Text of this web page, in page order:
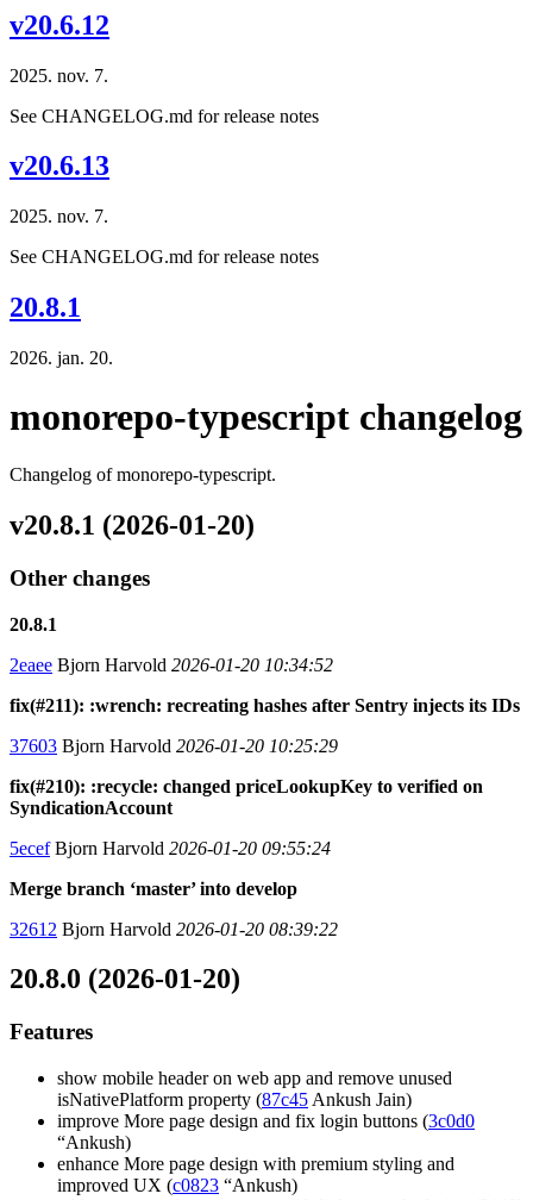
v20.6.12
2025. nov. 7.
See CHANGELOG.md for release notes
v20.6.13
2025. nov. 7.
See CHANGELOG.md for release notes
20.8.1
2026. jan. 20.
monorepo-typescript changelog
Changelog of monorepo-typescript.
v20.8.1 (2026-01-20)
Other changes
20.8.1
2eaee Bjorn Harvold 2026-01-20 10:34:52
fix(#211): :wrench: recreating hashes after Sentry injects its IDs
37603 Bjorn Harvold 2026-01-20 10:25:29
fix(#210): :recycle: changed priceLookupKey to verified on
SyndicationAccount
5ecefBjorn Harvold 2026-01-20 09:55:24
Merge branch ‘master’ into develop
32612 Bjorn Harvold 2026-01-20 08:39:22
20.8.0 (2026-01-20)
Features
show mobile header on web app and remove unused
isNativePlatform property (87c45 Ankush Jain)
improve More page design and fix login buttons (3c0d0
“Ankush)
enhance More page design with premium styling and
improved UX (c0823 “Ankush)